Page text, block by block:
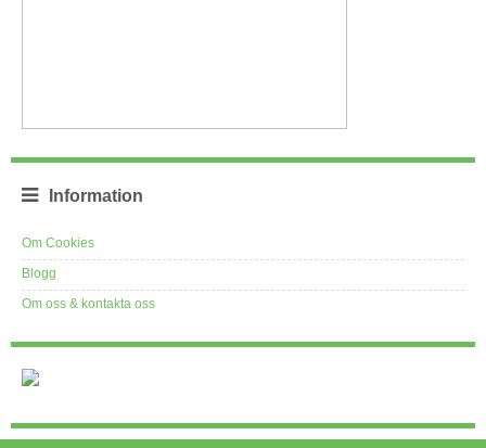
Information
Om Cookies
Blogg
Om oss & kontakta oss